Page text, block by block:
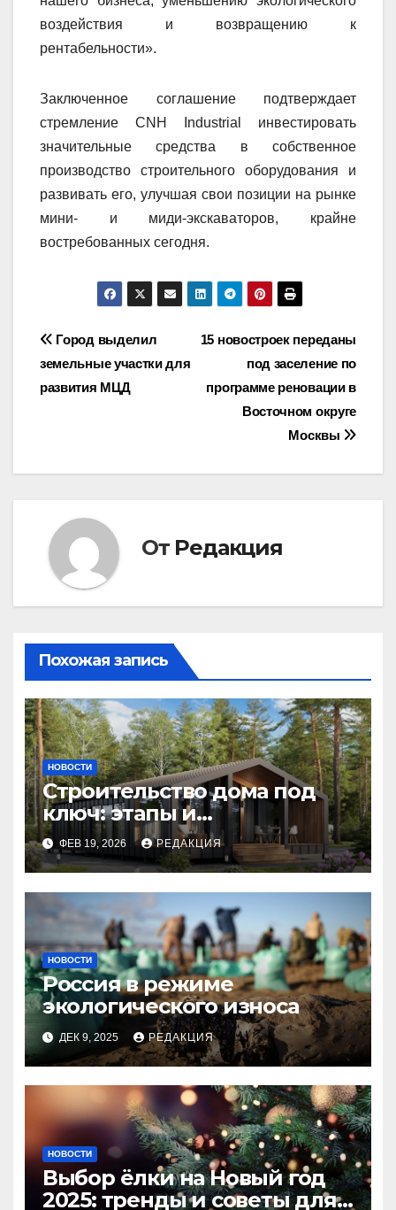
воздействия и возвращению к
рентабельности».
Заключенное соглашение подтверждает
стремление CNH Industrial инвестировать
значительные средства в собственное
производство строительного оборудования и
развивать его, улучшая свои позиции на рынке
мини- и миди-экскаваторов, крайне
востребованных сегодня.
Навигация
по
15 новостроек переданы
под заселение по
программе реновации в
Восточном округе
Москвы
Город выделил
земельные участки для
развития МЦД
От Редакция
Похожая запись
НОВОСТИ
Строительство дома под
ключ: этапы и
планирование бюджета
ФЕВ 19, 2026 РЕДАКЦИЯ
НОВОСТИ
Россия в режиме
экологического износа
ДЕК 9, 2025 РЕДАКЦИЯ
НОВОСТИ
Выбор ёлки на Новый год
2025: тренды и советы для